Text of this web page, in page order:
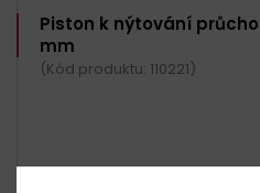
Piston k nýtování
mm
(Kód produktu: 110221)